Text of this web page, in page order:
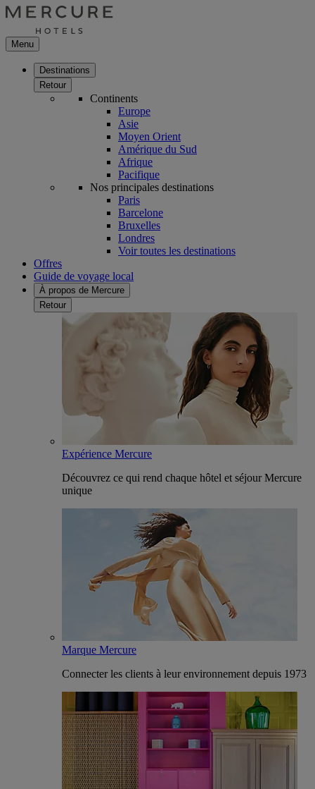
Menu
Destinations
Retour
Continents
Europe
Asie
Moyen Orient
Amérique du Sud
Afrique
Pacifique
Nos principales destinations
Paris
Barcelone
Bruxelles
Londres
Voir toutes les destinations
Offres
Guide de voyage local
À propos de Mercure
Retour
Expérience Mercure
Découvrez ce qui rend chaque hôtel et séjour Mercure
unique
Marque Mercure
Connecter les clients à leur environnement depuis 1973